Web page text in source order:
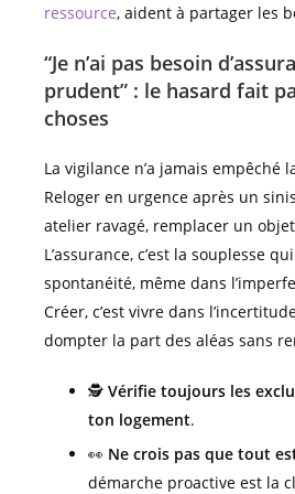
ressource, aident à partager les
“Je n’ai pas besoin
prudent” : le hasard fait
choses
La vigilance n’a jamais empêché
Reloger en urgence après un
atelier ravagé, remplacer un
L’assurance, c’est la souplesse
spontanéité, même dans
Créer, c’est vivre dans l’incertitude
dompter la part des aléas sans
🕵️ Vérifie toujours les
ton logement.
👀 Ne crois pas que tout
démarche proactive est la